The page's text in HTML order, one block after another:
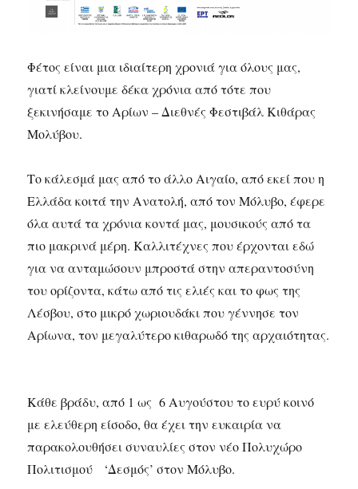
Φέτος είναι μια ιδιαίτερη χρονιά για όλους μας,
γιατί κλείνουμε δέκα χρόνια από τότε που
ξεκινήσαμε το Αρίων – Διεθνές Φεστιβάλ Κιθάρας
Μολύβου.
Το κάλεσμά μας από το άλλο Αιγαίο, από εκεί που η
Ελλάδα κοιτά την Ανατολή, από τον Μόλυβο, έφερε
όλα αυτά τα χρόνια κοντά μας, μουσικούς από τα
πιο μακρινά μέρη. Καλλιτέχνες που έρχονται εδώ
για να ανταμώσουν μπροστά στην απεραντοσύνη
του ορίζοντα, κάτω από τις ελιές και το φως της
Λέσβου, στο μικρό χωριουδάκι που γέννησε τον
Αρίωνα, τον μεγαλύτερο κιθαρωδό της αρχαιότητας.
Κάθε βράδυ, από 1 ως 6 Αυγούστου το ευρύ κοινό
με ελεύθερη είσοδο, θα έχει την ευκαιρία να
παρακολουθήσει συναυλίες στον νέο Πολυχώρο
Πολιτισμού ‘Δεσμός’ στον Μόλυβο.